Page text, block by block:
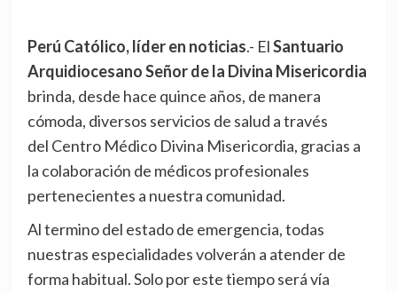
Perú Católico, líder en noticias.- ElSantuario
Arquidiocesano Señor de la Divina Misericordia
brinda, desde hace quince años, de manera
cómoda, diversos servicios de salud a través
del Centro Médico Divina Misericordia, gracias a
la colaboración de médicos profesionales
pertenecientes a nuestra comunidad.
Al termino del estado de emergencia, todas
nuestras especialidades volverán a atender de
forma habitual. Solo por este tiempo será vía